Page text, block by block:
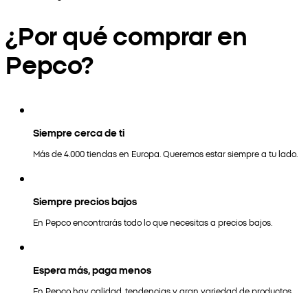
¿Por qué comprar en
Pepco?
Siempre cerca de ti
Más de 4.000 tiendas en Europa. Queremos estar siempre a tu lado.
Siempre precios bajos
En Pepco encontrarás todo lo que necesitas a precios bajos.
Espera más, paga menos
En Pepco hay calidad, tendencias y gran variedad de productos.